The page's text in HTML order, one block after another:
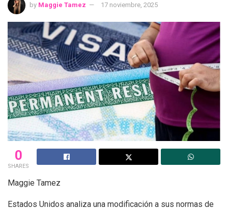
by Maggie Tamez 17 noviembre, 2025
0
SHARES
Maggie Tamez
Estados Unidos analiza una modificación a sus normas de